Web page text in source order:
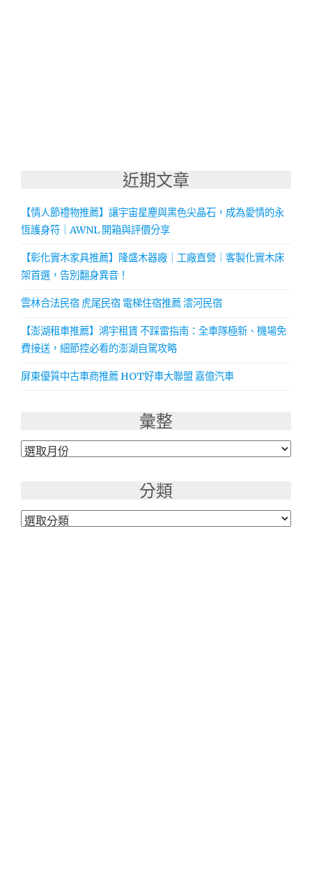
近期文章
【情人節禮物推薦】讓宇宙星塵與黑色尖晶石，成為愛情的永
恆護身符｜AWNL 開箱與評價分享
【彰化實木家具推薦】隆盛木器廠｜工廠直營｜客製化實木床
架首選，告別翻身異音！
雲林合法民宿 虎尾民宿 電梯住宿推薦 澐河民宿
【澎湖租車推薦】鴻宇租賃 不踩雷指南：全車隊極新、機場免
費接送，細節控必看的澎湖自駕攻略
屏東優質中古車商推薦 HOT好車大聯盟 嘉億汽車
彙整
彙
分類
分